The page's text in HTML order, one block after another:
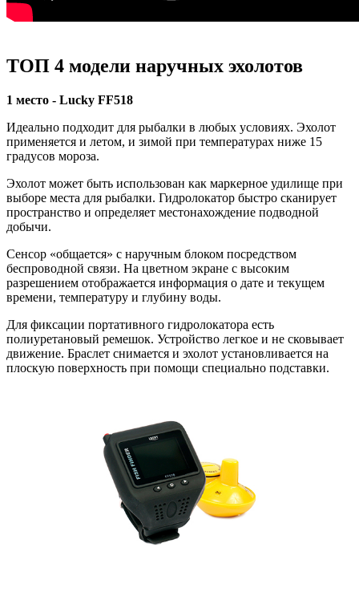
ТОП 4 модели наручных эхолотов
1 место - Lucky FF518
Идеально подходит для рыбалки в любых условиях. Эхолот
применяется и летом, и зимой при температурах ниже 15
градусов мороза.
Эхолот может быть использован как маркерное удилище при
выборе места для рыбалки. Гидролокатор быстро сканирует
пространство и определяет местонахождение подводной
добычи.
Сенсор «общается» с наручным блоком посредством
беспроводной связи. На цветном экране с высоким
разрешением отображается информация о дате и текущем
времени, температуру и глубину воды.
Для фиксации портативного гидролокатора есть
полиуретановый ремешок. Устройство легкое и не сковывает
движение. Браслет снимается и эхолот установливается на
плоскую поверхность при помощи специально подставки.